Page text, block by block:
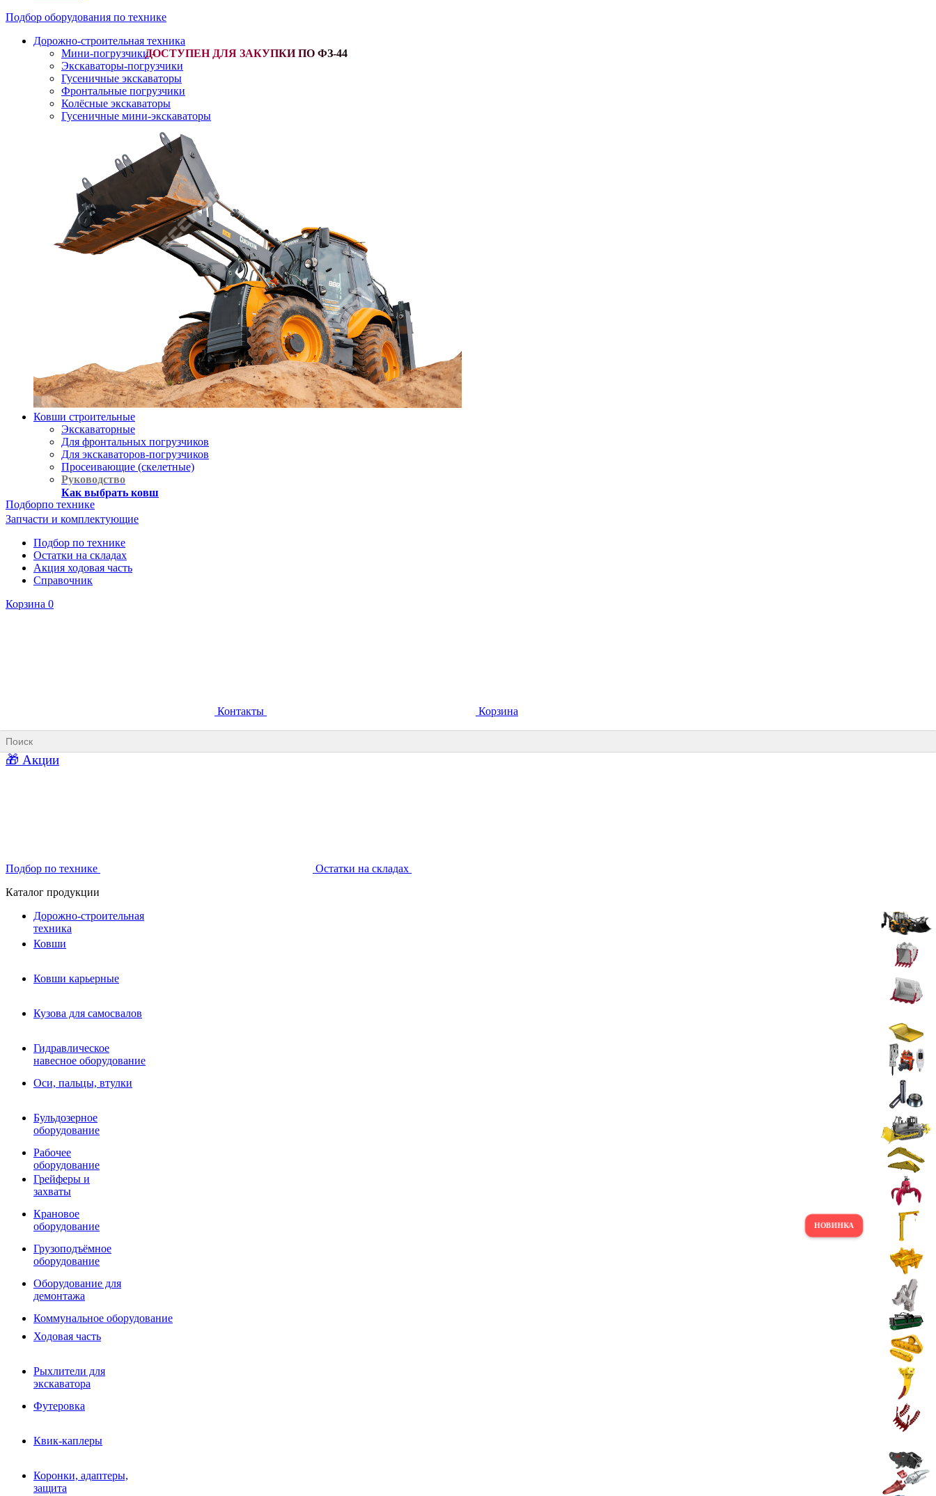
Подбор оборудования по технике
Дорожно-строительная техника
Мини-погрузчики-
Экскаваторы-погрузчики
Гусеничные экскаваторы
Фронтальные погрузчики
Колёсные экскаваторы
Гусеничные мини-экскаваторы
Ковши строительные
Экскаваторные
Для фронтальных погрузчиков
Для экскаваторов-погрузчиков
Просеивающие (скелетные)
Руководство
Как выбрать ковш
Ковши для фронтальных погрузчиков
Гидравлическое навесное
оборудование
Гидробуры и шнеки
Вибротрамбовки
Навесные дорожные фрезы
Виброрипперы
Ковши дробильные щековые
Ковши дробильные роторные
Сортировочные ковши барабанные
Сортировочные ковши вальцовые
Фрезы роторные
Фрезы дисковые
Траншеекопатели
Просеивающие ковши для фронтальных погрузчиков
Распределители асфальта
Переходные плиты
Гидроразводка
РВД
Сваерезки
Как выбрать гидромолот
Подборпо технике
Запчасти и комплектующие
Подбор по технике
Остатки на складах
Акция ходовая часть
Справочник
Корзина 0
Контакты Корзина
🎁 Акции
Подбор по технике
Остатки на складах
Каталог продукции
Дорожно-строительная
техника
Ковши
Ковши карьерные
Кузова для самосвалов
Гидравлическое
навесное оборудование
Оси, пальцы, втулки
Бульдозерное
оборудование
Рабочее
оборудование
Грейферы и
захваты
Крановое
оборудование
Грузоподъёмное
оборудование
Оборудование для
демонтажа
Коммунальное оборудование
Ходовая часть
Рыхлители для
экскаватора
Футеровка
Квик-каплеры
Коронки, адаптеры,
защита